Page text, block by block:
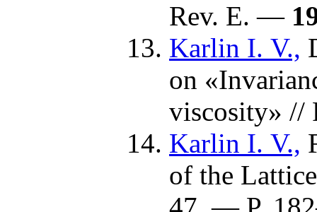
Rev. E. —
Karlin I. V.,
on
viscosity»
Karlin I. V.,
of the